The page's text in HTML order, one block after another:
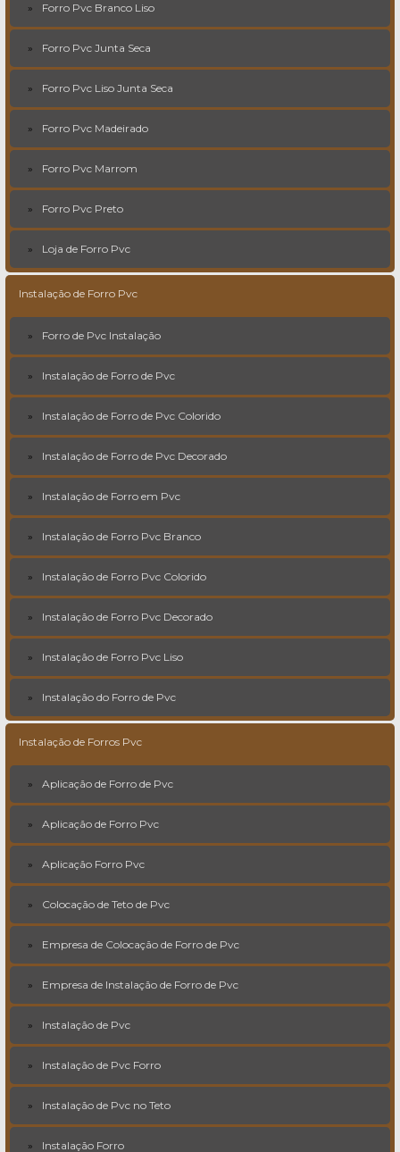
Forro Pvc Branco Liso
Forro Pvc Junta Seca
Forro Pvc Liso Junta Seca
Forro Pvc Madeirado
Forro Pvc Marrom
Forro Pvc Preto
Loja de Forro Pvc
Instalação de Forro Pvc
Forro de Pvc Instalação
Instalação de Forro de Pvc
Instalação de Forro de Pvc Colorido
Instalação de Forro de Pvc Decorado
Instalação de Forro em Pvc
Instalação de Forro Pvc Branco
Instalação de Forro Pvc Colorido
Instalação de Forro Pvc Decorado
Instalação de Forro Pvc Liso
Instalação do Forro de Pvc
Instalação de Forros Pvc
Aplicação de Forro de Pvc
Aplicação de Forro Pvc
Aplicação Forro Pvc
Colocação de Teto de Pvc
Empresa de Colocação de Forro de Pvc
Empresa de Instalação de Forro de Pvc
Instalação de Pvc
Instalação de Pvc Forro
Instalação de Pvc no Teto
Instalação Forro